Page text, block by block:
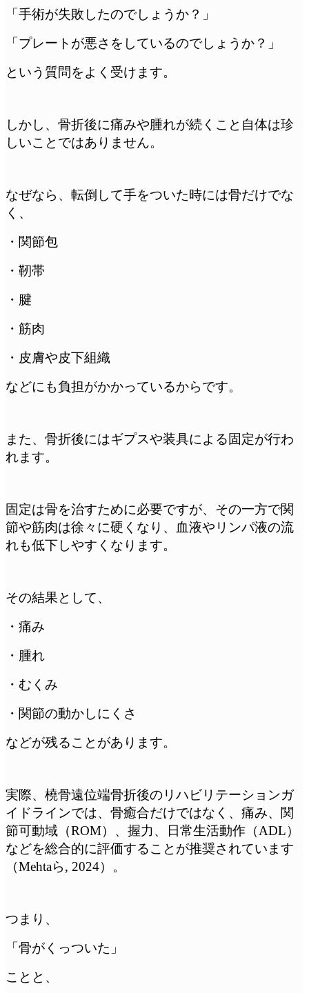
「手術が失敗したのでしょうか？」
「プレートが悪さをしているのでしょうか？」
という質問をよく受けます。
しかし、骨折後に痛みや腫れが続くこと自体は珍
しいことではありません。
なぜなら、転倒して手をついた時には骨だけでな
く、
・関節包
・靭帯
・腱
・筋肉
・皮膚や皮下組織
などにも負担がかかっているからです。
また、骨折後にはギプスや装具による固定が行わ
れます。
固定は骨を治すために必要ですが、その一方で関
節や筋肉は徐々に硬くなり、血液やリンパ液の流
れも低下しやすくなります。
その結果として、
・痛み
・腫れ
・むくみ
・関節の動かしにくさ
などが残ることがあります。
実際、橈骨遠位端骨折後のリハビリテーションガ
イドラインでは、骨癒合だけではなく、痛み、関
節可動域（ROM）、握力、日常生活動作（ADL）
などを総合的に評価することが推奨されています
（Mehtaら, 2024）。
つまり、
「骨がくっついた」
ことと、